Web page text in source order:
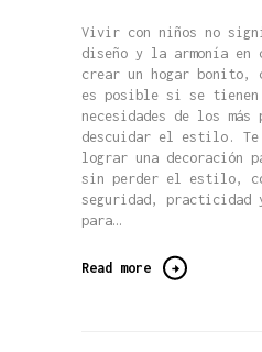
Vivir con niños no
diseño y la armonía en
crear un hogar bonito,
es posible si se tienen
necesidades de los más
descuidar el estilo. Te
lograr una decoración
sin perder el estilo,
seguridad, practicidad
para…
Read more